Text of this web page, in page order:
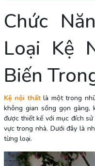
Chức
Loại Kệ
Biến
Kệ nội thấtlà một trong
không gian sống gọn gàng,
được thiết kế với mục đích
vực trong nhà. Dưới đây là
từng loại.